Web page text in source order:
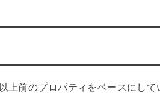
上前のプロパティをベースにして